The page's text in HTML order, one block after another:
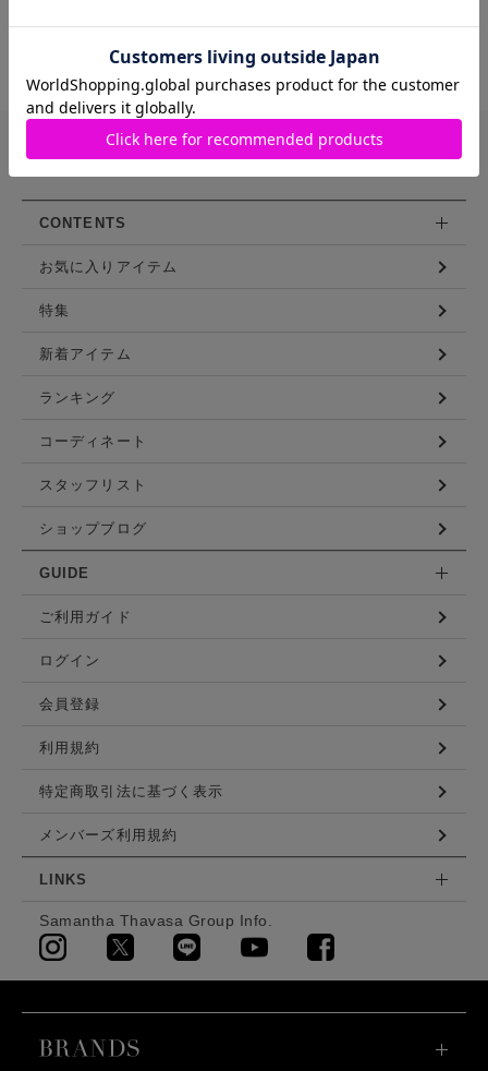
MORE
バッグや財布などを豊富に展開する
CONTENTS
お気に入りアイテム
特集
新着アイテム
ランキング
コーディネート
スタッフリスト
ショップブログ
GUIDE
ご利用ガイド
ログイン
会員登録
利用規約
特定商取引法に基づく表示
メンバーズ利用規約
LINKS
Samantha Thavasa Group Info.